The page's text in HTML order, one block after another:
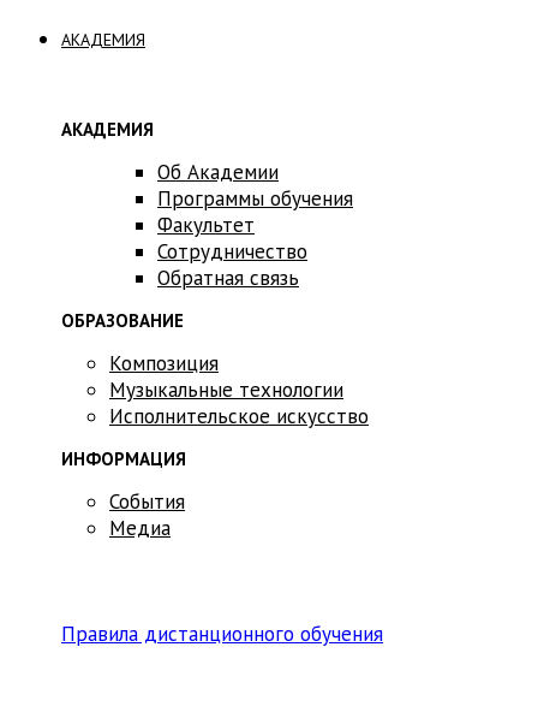
АКАДЕМИЯ
АКАДЕМИЯ
Об Академии
Программы обучения
Факультет
Сотрудничество
Обратная связь
ОБРАЗОВАНИЕ
Композиция
Музыкальные технологии
Исполнительское искусство
ИНФОРМАЦИЯ
События
Медиа
Правила дистанционного обучения